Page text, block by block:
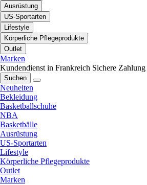
Ausrüstung
US-Sportarten
Lifestyle
Körperliche Pflegeprodukte
Outlet
Marken
Kundendienst in Frankreich Sichere Zahlung
Suchen
Neuheiten
Bekleidung
Basketballschuhe
NBA
Basketbälle
Ausrüstung
US-Sportarten
Lifestyle
Körperliche Pflegeprodukte
Outlet
Marken